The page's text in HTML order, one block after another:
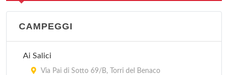
CAMPEGGI
Ai Salici
Via Pai di Sotto 69/B, Torri del Benaco